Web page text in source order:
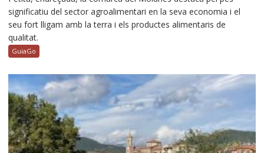
significatiu del sector agroalimentari en la seva economia i el
seu fort lligam amb la terra i els productes alimentaris de
qualitat.
GuiaGo